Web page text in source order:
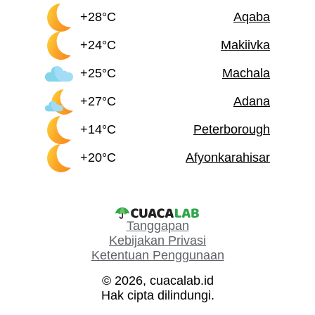
+28°C
Aqaba
+24°C
Makiivka
+25°C
Machala
+27°C
Adana
+14°C
Peterborough
+20°C
Afyonkarahisar
Tanggapan
Kebijakan Privasi
Ketentuan Penggunaan
© 2026, cuacalab.id
Hak cipta dilindungi.